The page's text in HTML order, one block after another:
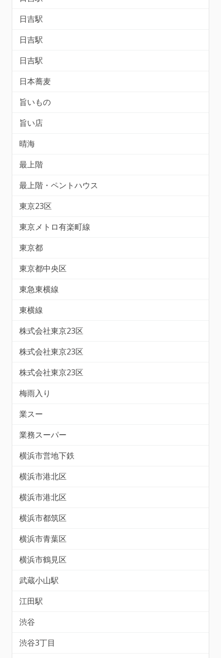
日吉駅
日吉駅
日吉駅
日本蕎麦
旨いもの
旨い店
晴海
最上階
最上階・ペントハウス
東京23区
東京メトロ有楽町線
東京都
東京都中央区
東急東横線
東横線
株式会社東京23区
株式会社東京23区
株式会社東京23区
梅雨入り
業スー
業務スーパー
横浜市営地下鉄
横浜市港北区
横浜市港北区
横浜市都筑区
横浜市青葉区
横浜市鶴見区
武蔵小山駅
江田駅
渋谷
渋谷3丁目